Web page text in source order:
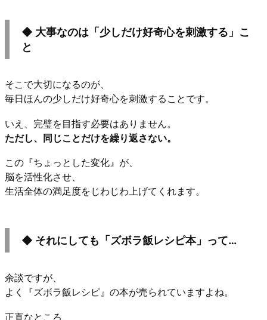
◆ 大事なのは「少しだけ好奇心を刺激する」こ
と
そこで大切になるのが、
毎日ほんの少しだけ好奇心を刺激することです。
いえ、完璧を目指す必要はありません。
ただし、同じことだけを繰り返さない。
この『ちょっとした変化』が、
脳を活性化させ、
生活全体の満足度をじわじわ上げてくれます。
◆ それにしても「ズボラ飯レシピ本」って…
余談ですが、
よく『ズボラ飯レシピ』の本が売られていますよね。
正直なところ、